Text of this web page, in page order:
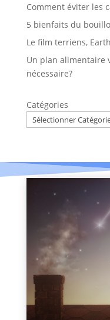
Comment éviter les
5 bienfaits du
Le film terriens,
Un plan alimentaire
nécessaire?
Catégories